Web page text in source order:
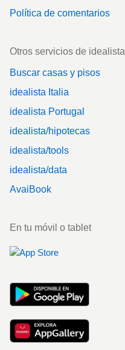
Política de comentarios
Otros servicios de idealista
Buscar casas y pisos
idealista Italia
idealista Portugal
idealista/hipotecas
idealista/tools
idealista/data
AvaiBook
En tu móvil o tablet